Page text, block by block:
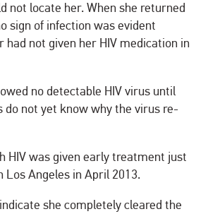
not locate her. When she returned
sign of infection was evident
not given her HIV medication in
no detectable HIV virus until
do not yet know why the virus re-
HIV was given early treatment just
Angeles in April 2013.
she completely cleared the